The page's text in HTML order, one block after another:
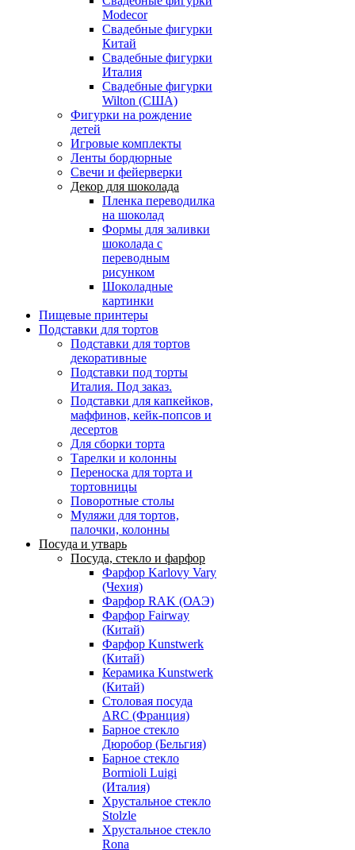
Modecor
Свадебные фигурки
Китай
Свадебные фигурки
Италия
Свадебные фигурки
Wilton (США)
Фигурки на рождение
детей
Игровые комплекты
Ленты бордюрные
Свечи и фейерверки
Декор для шоколада
Пленка переводилка
на шоколад
Формы для заливки
шоколада с
переводным
рисунком
Шоколадные
картинки
Пищевые принтеры
Подставки для тортов
Подставки для тортов
декоративные
Подставки под торты
Италия. Под заказ.
Подставки для капкейков,
маффинов, кейк-попсов и
десертов
Для сборки торта
Тарелки и колонны
Переноска для торта и
тортовницы
Поворотные столы
Муляжи для тортов,
палочки, колонны
Посуда и утварь
Посуда, стекло и фарфор
Фарфор Karlovy Vary
(Чехия)
Фарфор RAK (ОАЭ)
Фарфор Fairway
(Китай)
Фарфор Kunstwerk
(Китай)
Керамика Kunstwerk
(Китай)
Столовая посуда
ARC (Франция)
Барное стекло
Дюробор (Бельгия)
Барное стекло
Bormioli Luigi
(Италия)
Хрустальное стекло
Stolzle
Хрустальное стекло
Rona